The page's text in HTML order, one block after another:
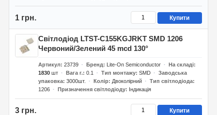
1 грн. Купити
Світлодіод LTST-C155KGJRKT SMD 1206
Червоний/Зелений 45 mcd 130°
Артикул 23739 Бренд Lite-On Semiconductor
На складі
1830шт Вага г. 0.1 Тип монтажу SMD
Заводська
упаковка 3000шт. Колір Двоколірний
Тип світлодіода
1206
Призначення світлодіоду Індикація
3 грн. Купити